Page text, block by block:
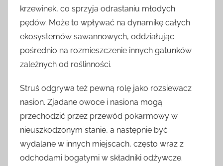
krzewinek, co sprzyja odrastaniu młodych
pędów. Może to wpływać na dynamikę całych
ekosystemów sawannowych, oddziałując
pośrednio na rozmieszczenie innych gatunków
zależnych od roślinności.
Struś odgrywa też pewną rolę jako rozsiewacz
nasion. Zjadane owoce i nasiona mogą
przechodzić przez przewód pokarmowy w
nieuszkodzonym stanie, a następnie być
wydalane w innych miejscach, często wraz z
odchodami bogatymi w składniki odżywcze.